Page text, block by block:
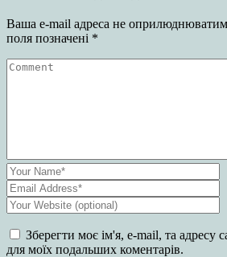
Ваша e-mail адреса не
поля позначені *
Зберегти моє ім'я, e-mail, та адресу
для моїх подальших коментарів.